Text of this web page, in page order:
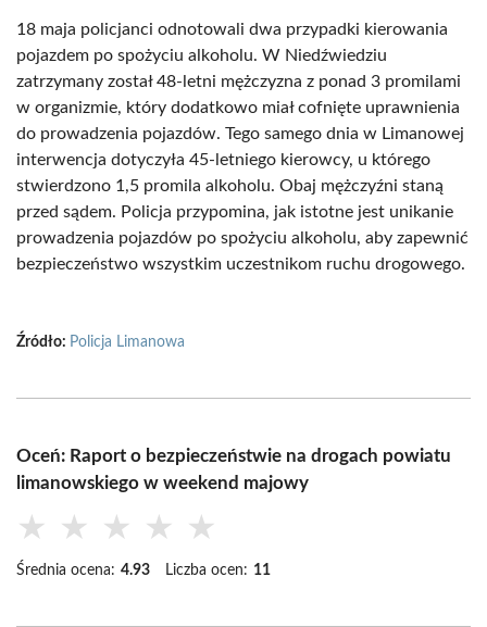
18 maja policjanci odnotowali dwa przypadki kierowania
pojazdem po spożyciu alkoholu. W Niedźwiedziu
zatrzymany został 48-letni mężczyzna z ponad 3 promilami
w organizmie, który dodatkowo miał cofnięte uprawnienia
do prowadzenia pojazdów. Tego samego dnia w Limanowej
interwencja dotyczyła 45-letniego kierowcy, u którego
stwierdzono 1,5 promila alkoholu. Obaj mężczyźni staną
przed sądem. Policja przypomina, jak istotne jest unikanie
prowadzenia pojazdów po spożyciu alkoholu, aby zapewnić
bezpieczeństwo wszystkim uczestnikom ruchu drogowego.
Źródło: Policja Limanowa
Oceń: Raport o bezpieczeństwie na drogach powiatu
limanowskiego w weekend majowy
★ ★ ★ ★ ★
Średnia ocena: 4.93 Liczba ocen: 11